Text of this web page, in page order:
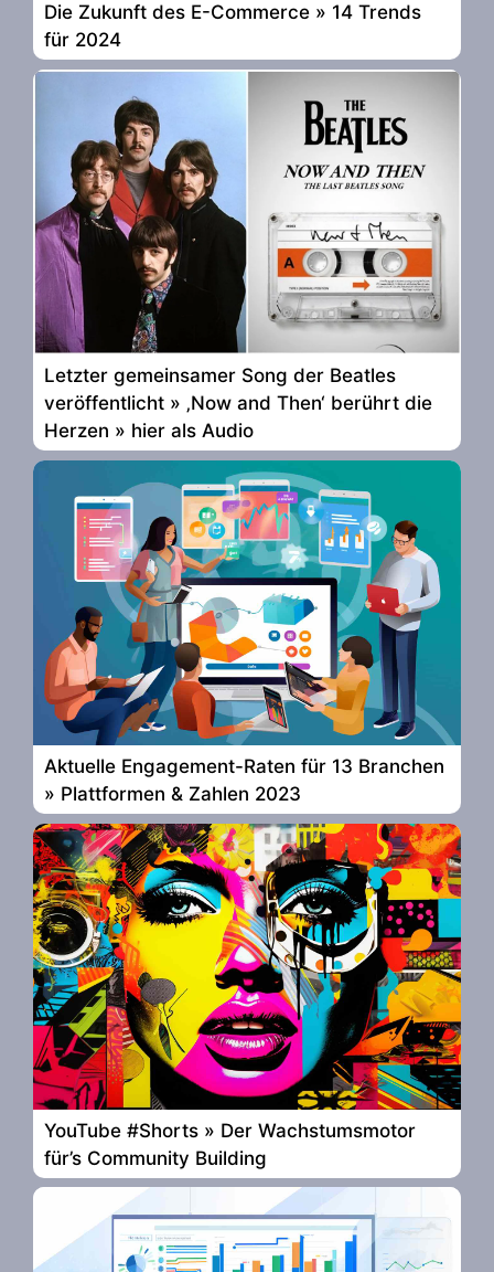
Die Zukunft des E-Commerce » 14 Trends
für 2024
Letzter gemeinsamer Song der Beatles
veröffentlicht » ‚Now and Then‘ berührt die
Herzen » hier als Audio
Aktuelle Engagement-Raten für 13 Branchen
» Plattformen & Zahlen 2023
YouTube #Shorts » Der Wachstumsmotor
für’s Community Building